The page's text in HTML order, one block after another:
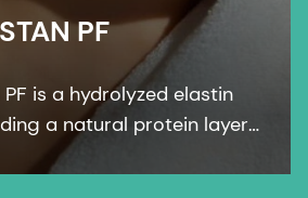
PF
PF is a hydrolyzed elastin
a natural protein layer
environmental